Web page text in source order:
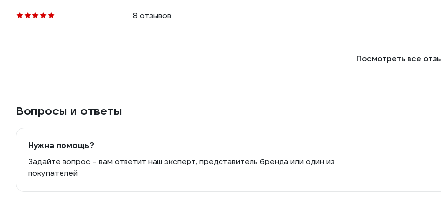
8 отзывов
Посмотреть все
Вопросы и ответы
Нужна помощь?
Задайте вопрос – вам ответит наш эксперт, представитель бренда или один из
покупателей